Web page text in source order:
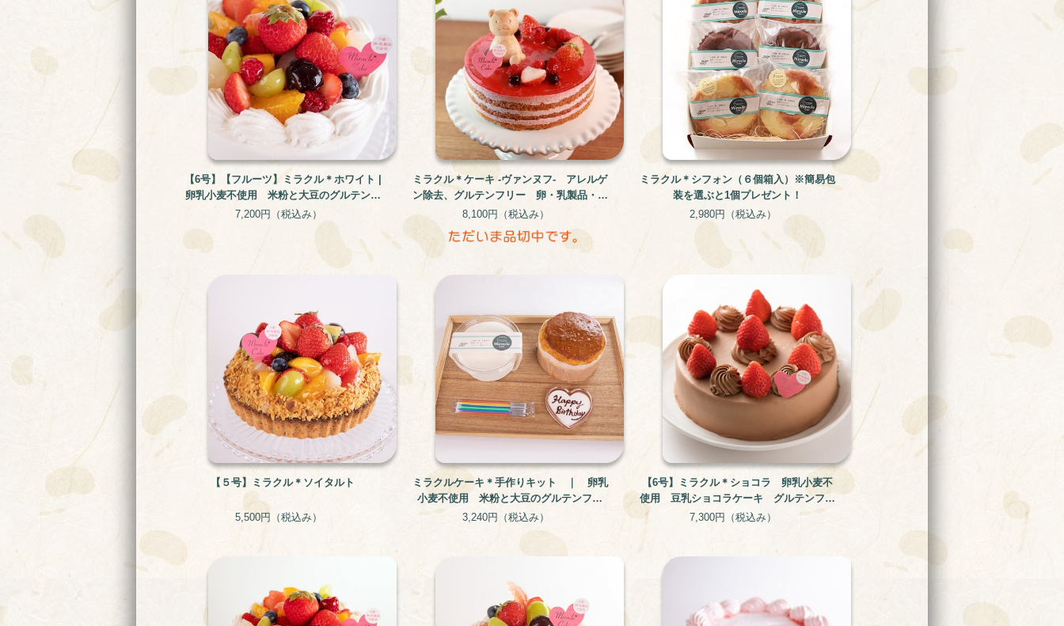
【6号】【フルーツ】ミラクル＊ホワイト |
卵乳小麦不使用 米粉と大豆のグルテンフ
リー・アレルギー対応ケーキ
7,200円 （税込み）
ミラクル＊ケーキ -ヴァンヌフ- アレルゲ
ン除去、グルテンフリー 卵・乳製品・小
麦不使用【5号】
8,100円 （税込み）
ミラクル＊シフォン（６個箱入）※簡易包
装を選ぶと1個プレゼント！
2,980円
（税込み）
【５号】ミラクル＊ソイタルト
5,500円 （税込み）
ミラクルケーキ＊手作りキット ｜ 卵乳
小麦不使用 米粉と大豆のグルテンフリ
ー・アレルギー対応ケーキ
3,240円 （税込み）
【6号】ミラクル＊ショコラ 卵乳小麦不
使用 豆乳ショコラケーキ グルテンフリ
ー
7,300円 （税込み）